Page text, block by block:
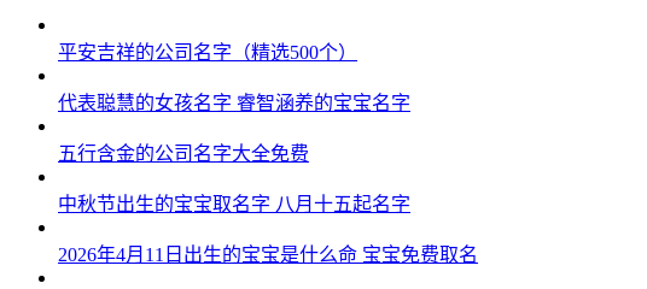
平安吉祥的公司名字（精选500个）
代表聪慧的女孩名字 睿智涵养的宝宝名字
五行含金的公司名字大全免费
中秋节出生的宝宝取名字 八月十五起名字
2026年4月11日出生的宝宝是什么命 宝宝免费取名